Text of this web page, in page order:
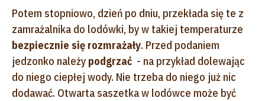
Potem stopniowo, dzień po dniu, przekłada się te z
zamrażalnika do lodówki, by w takiej temperaturze
bezpiecznie się rozmrażały. Przed podaniem
jedzonko należy podgrzać - na przykład dolewając
do niego ciepłej wody. Nie trzeba do niego już nic
dodawać. Otwarta saszetka w lodówce może być